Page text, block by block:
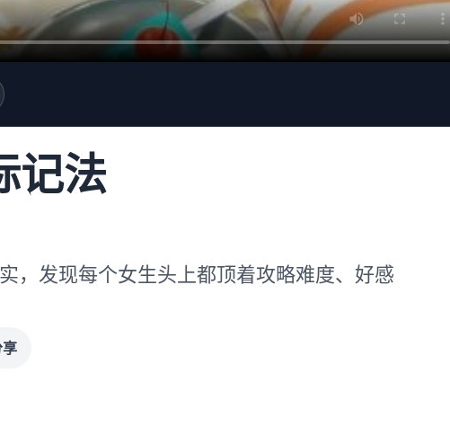
记法
，发现每个女生头上都顶着攻略难度、好感